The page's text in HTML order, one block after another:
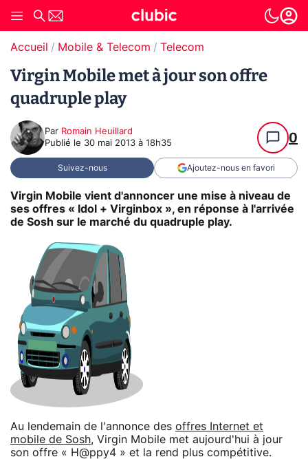
Accueil Mobile & Telecom Telecom
Virgin Mobile met à jour son offre
quadruple play
Par Romain Heuillard
Publié le 30 mai 2013 à 18h35 0
Suivez-nous Ajoutez-nous en favori
Virgin Mobile vient d'annoncer une mise à niveau de
ses offres « Idol + Virginbox », en réponse à l'arrivée
de Sosh sur le marché du quadruple play.
Au lendemain de l'annonce des offres Internet et
mobile de Sosh, Virgin Mobile met aujourd'hui à jour
son offre « H@ppy4 » et la rend plus compétitive.